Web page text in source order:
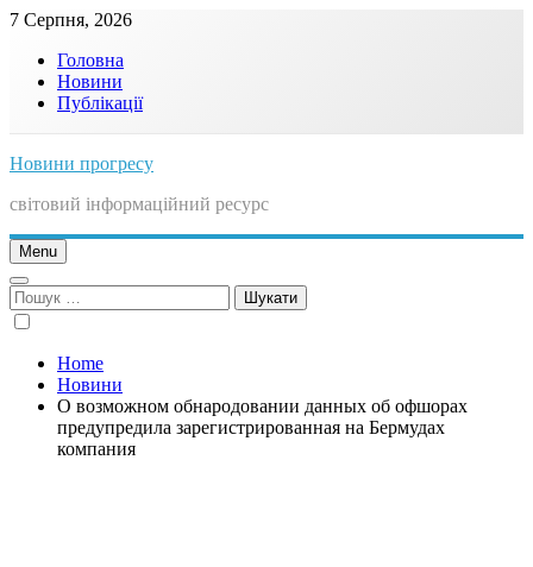
Skip
content
7 Серпня, 2026
Головна
Новини
Публікації
Новини прогресу
світовий інформаційний ресурс
Menu
Пошук:
Home
Новини
О возможном обнародовании данных об офшорах
предупредила зарегистрированная на Бермудах
компания